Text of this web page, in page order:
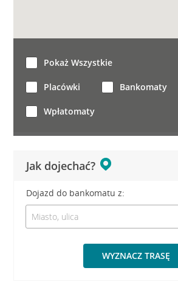
Jak dojechać?
Dojazd do bankomatu z:
WYZNACZ TRASĘ
Pokaż Wszystkie
Placówki Bankomaty
Wpłatomaty